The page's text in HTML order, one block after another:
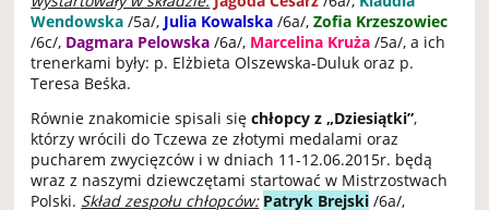
Wendowska /5a/, Julia Kowalska /6a/,Zofia Krzeszowiec
/6c/, Dagmara Pelowska /6a/, Marcelina Kruża /5a/, a ich
trenerkami były: p. Elżbieta Olszewska-Duluk oraz p.
Teresa Beśka.
Równie znakomicie spisali sięchłopcy z „Dziesiątki”,
którzy wrócili do Tczewa ze złotymi medalami oraz
pucharem zwycięzców i w dniach 11-12.06.2015r. będą
wraz z naszymi dziewczętami startować w Mistrzostwach
Polski. Skład zespołu chłopców: Patryk Brejski /6a/,